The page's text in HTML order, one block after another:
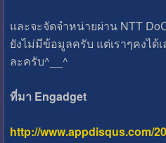
และจะจัดจำหน่ายผ่าน NTT
ยังไม่มีข้อมูลครับ แต่เราๆคงได้
ละครับ^__^
ที่มา Engadget
http://www.appdisqus.com/